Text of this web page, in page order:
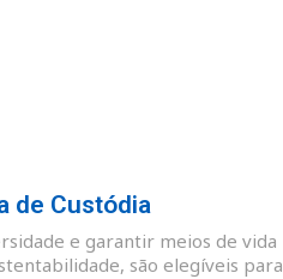
de Custódia
e garantir meios de vida
são elegíveis para